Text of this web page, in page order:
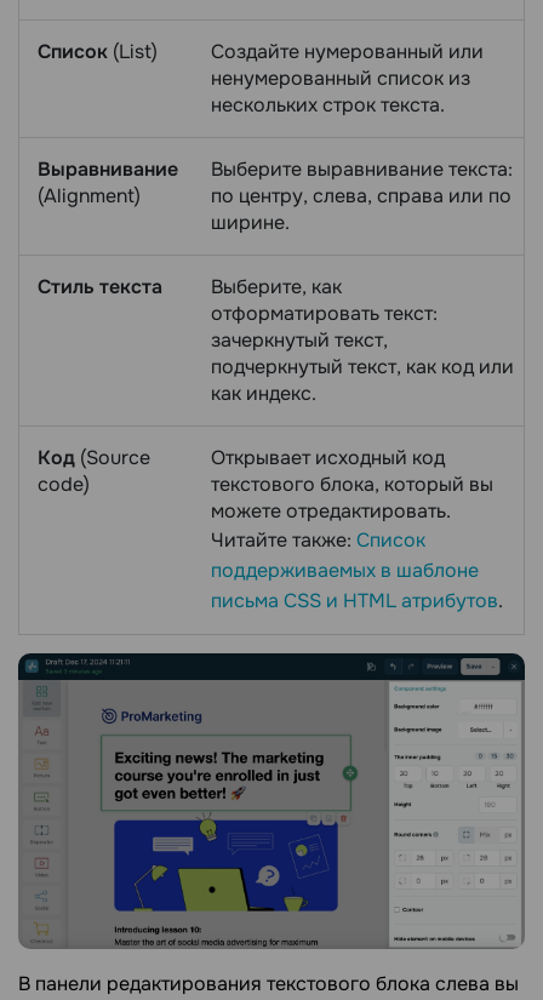
Список (List)
Создайте нумерованный или
ненумерованный список из
нескольких строк текста.
Выравнивание
(Alignment)
Выберите выравнивание текста:
по центру, слева, справа или по
ширине.
Стиль текста
Выберите, как
отформатировать текст:
зачеркнутый текст,
подчеркнутый текст, как код или
как индекс.
Код (Source
code)
Открывает исходный код
текстового блока, который вы
можете отредактировать.
Читайте также: Список
поддерживаемых в шаблоне
письма CSS и HTML атрибутов.
В панели редактирования текстового блока слева вы